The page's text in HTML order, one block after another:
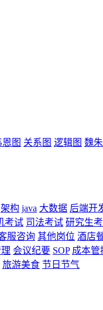
恩图 关系图 逻辑图 魏
架构 java 大数据 后端开
考试 司法考试 研究生
服咨询 其他岗位 酒店
会议纪要 SOP 成本管
旅游美食 节日节气